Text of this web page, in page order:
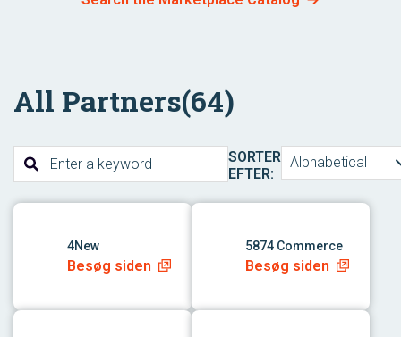
All Partners(64)
SORTER
EFTER:
Alphabetical
link til app
4New
Besøg siden
link til app
5874 Commerce
Besøg siden
link til app link til app